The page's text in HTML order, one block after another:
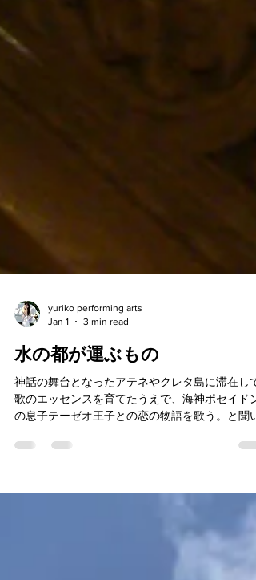
Jan 1
3 min read
水の都が運ぶもの
神話の舞台となったアテネやクレタ島に滞在して
歌のエッセンスを育てたうえで、海神ポセイドン
の息子テーゼオ王子との恋の物語を歌う。と聞い
のギリシア人とウィーン地元民の心をつかんだ音
のプロダクション「地中海ヒロイン・シリーズ」